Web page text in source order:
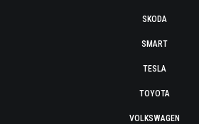
SKODA
SMART
TESLA
TOYOTA
VOLKSWAGEN